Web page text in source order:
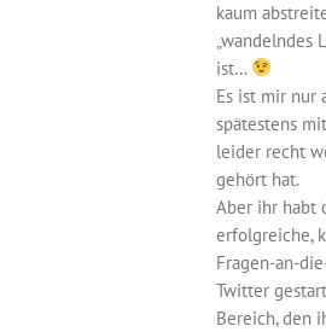
kaum
„wandelndes
ist…
Es ist mir nur
spätestens
leider recht
gehört hat.
Aber ihr habt
erfolgreiche,
Fragen-an-
Twitter
Bereich, den